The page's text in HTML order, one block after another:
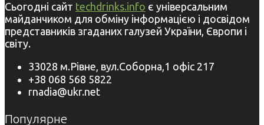
Сьогодні сайт techdrinks.info є універсальним
майданчиком для обміну інформацією і досвідом
представників згаданих галузей України, Європи і
світу.
33028 м.Рівне, вул.Соборна,1 офіс 217
+38 068 568 5822
rnadia@ukr.net
Популярне